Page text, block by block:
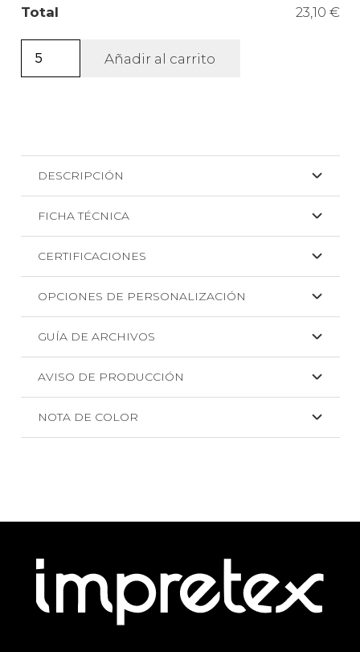
Total 23,10 €
Gorra
con
diseño
de
camuflaje
Añadir al carrito
DESCRIPCIÓN
FICHA TÉCNICA
CERTIFICACIONES
OPCIONES DE PERSONALIZACIÓN
GUÍA DE ARCHIVOS
AVISO DE PRODUCCIÓN
NOTA DE COLOR